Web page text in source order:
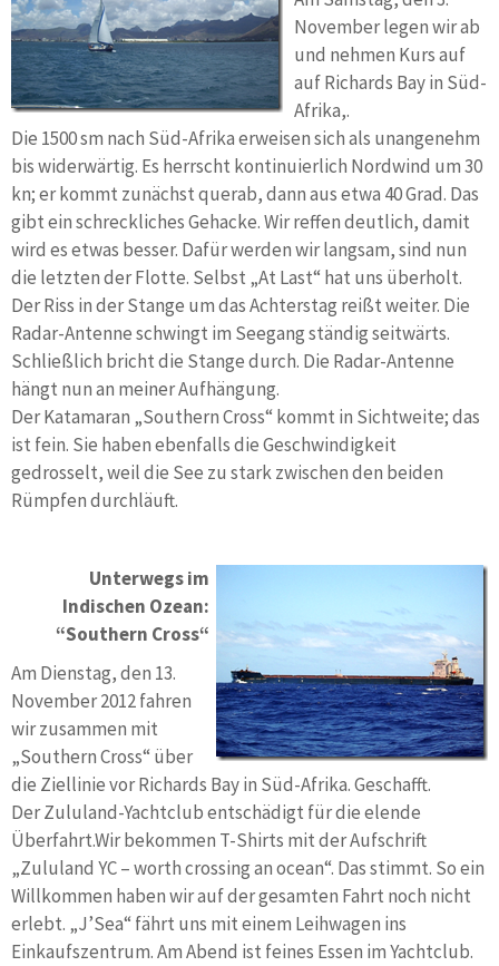
November legen wir ab
und nehmen Kurs auf
auf Richards Bay in Süd-
Afrika,.
Die 1500 sm nach Süd-Afrika erweisen sich als unangenehm
bis widerwärtig. Es herrscht kontinuierlich Nordwind um 30
kn; er kommt zunächst querab, dann aus etwa 40 Grad. Das
gibt ein schreckliches Gehacke. Wir reffen deutlich, damit
wird es etwas besser. Dafür werden wir langsam, sind nun
die letzten der Flotte. Selbst „At Last“ hat uns überholt.
Der Riss in der Stange um das Achterstag reißt weiter. Die
Radar-Antenne schwingt im Seegang ständig seitwärts.
Schließlich bricht die Stange durch. Die Radar-Antenne
hängt nun an meiner Aufhängung.
Der Katamaran „Southern Cross“ kommt in Sichtweite; das
ist fein. Sie haben ebenfalls die Geschwindigkeit
gedrosselt, weil die See zu stark zwischen den beiden
Rümpfen durchläuft.
Unterwegs im
Indischen Ozean:
“Southern Cross“
Am Dienstag, den 13.
November 2012 fahren
wir zusammen mit
„Southern Cross“ über
die Ziellinie vor Richards Bay in Süd-Afrika. Geschafft.
Der Zululand-Yachtclub entschädigt für die elende
Überfahrt.Wir bekommen T-Shirts mit der Aufschrift
„Zululand YC – worth crossing an ocean“. Das stimmt. So ein
Willkommen haben wir auf der gesamten Fahrt noch nicht
erlebt. „J’Sea“ fährt uns mit einem Leihwagen ins
Einkaufszentrum. Am Abend ist feines Essen im Yachtclub.